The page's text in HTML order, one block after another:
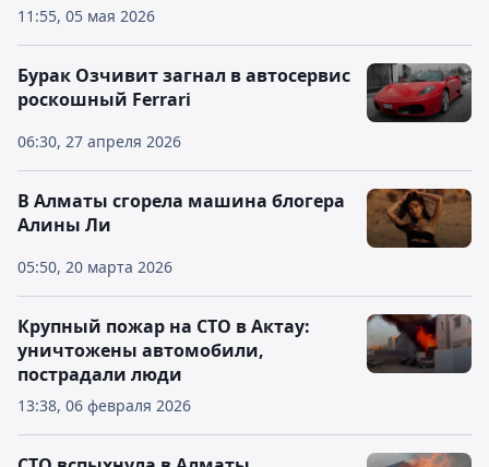
11:55, 05 мая 2026
06:30, 27 апреля 2026
Бурак Озчивит загнал в автосервис
роскошный Ferrari
05:50, 20 марта 2026
В Алматы сгорела машина блогера
Алины Ли
13:38, 06 февраля 2026
Крупный пожар на СТО в Актау:
уничтожены автомобили,
пострадали люди